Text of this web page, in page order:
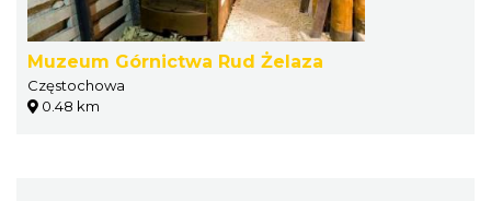
Muzeum Górnictwa Rud Żelaza
Częstochowa
0.48 km